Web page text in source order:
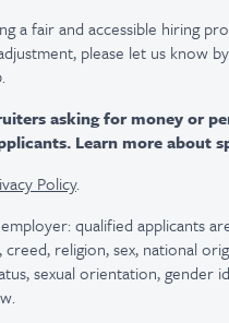
a fair and accessible hiring
please let us know
asking for money or
Learn more about
Policy.
qualified applicants
religion, sex, national
sexual orientation,